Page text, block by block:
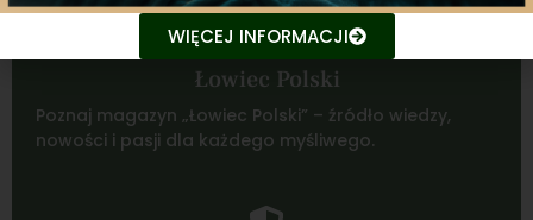
Łowiec Polski
Poznaj magazyn „Łowiec Polski” – źródło wiedzy,
nowości i pasji dla każdego myśliwego.
WIĘCEJ INFORMACJI